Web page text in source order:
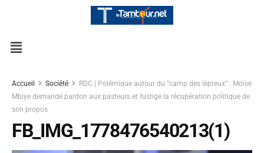
Accueil Société
RDC | Polémique autour du “camp des lépreux” : Moïse
Mbiye demande pardon aux pasteurs et fustige la récupération politique de
son propos
FB_IMG_1778476540213(1)